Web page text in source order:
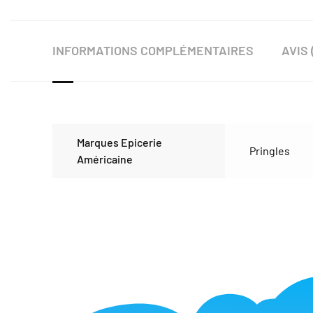
INFORMATIONS COMPLÉMENTAIRES AVIS
Marques Epicerie
Américaine
Pringles